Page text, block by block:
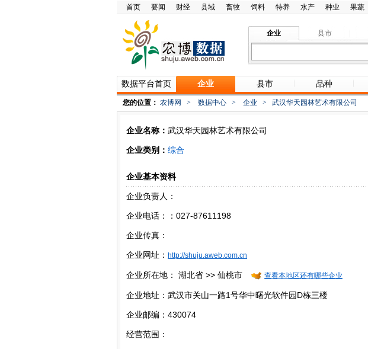
首页 要闻 财经 县域 畜牧 饲料 特养 水产 种业 果蔬
企业 县市
数据平台首页 企业 县市 品种
您的位置： 农博网 > 数据中心 > 企业 > 武汉华天园林艺术有限公司
企业名称： 武汉华天园林艺术有限公司
企业类别： 综合
企业基本资料
企业负责人：
企业电话：：027-87611198
企业传真：
企业网址： http://shuju.aweb.com.cn
企业所在地： 湖北省 >> 仙桃市 查看本地区还有哪些企业
企业地址：武汉市关山一路1号华中曙光软件园D栋三楼
企业邮编：430074
经营范围：